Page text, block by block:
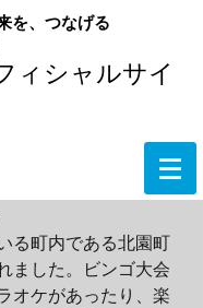
ィシャルサイ
を、つなげる
る町内である北園町
ました。ビンゴ大会
オケがあったり、楽